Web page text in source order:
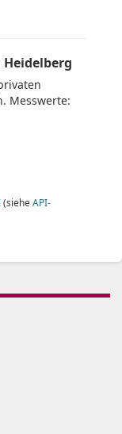
Messwerte:
(siehe API-